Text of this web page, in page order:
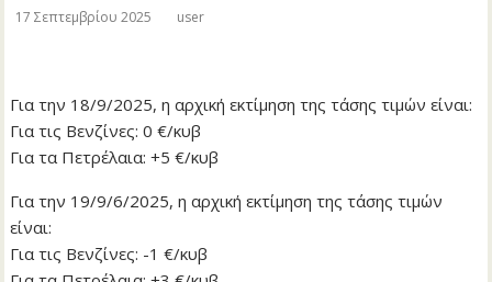
17 Σεπτεμβρίου 2025 user
Για την 18/9/2025, η αρχική εκτίμηση της τάσης τιμών είναι:
Για τις Βενζίνες: 0 €/κυβ
Για τα Πετρέλαια: +5 €/κυβ
Για την 19/9/6/2025, η αρχική εκτίμηση της τάσης τιμών
είναι:
Για τις Βενζίνες: -1 €/κυβ